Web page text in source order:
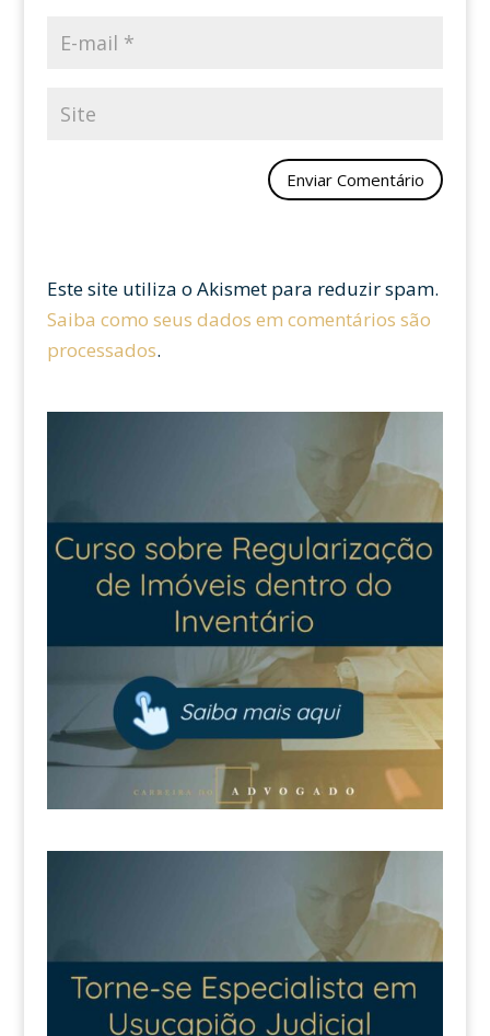
Este site utiliza o Akismet para reduzir spam.
Saiba como seus dados em comentários são
processados.